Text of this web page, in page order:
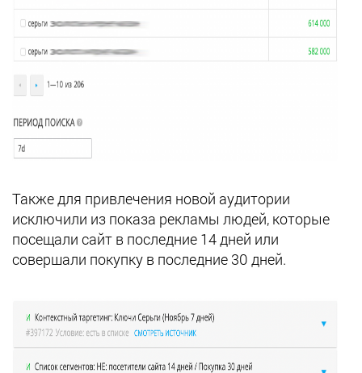
Также для привлечения новой аудитории
исключили из показа рекламы людей, которые
посещали сайт в последние 14 дней или
совершали покупку в последние 30 дней.